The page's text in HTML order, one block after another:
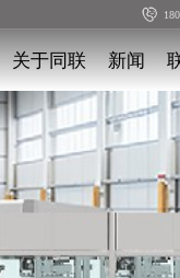
关于同联
公司简介
可持续发展
新闻
公
行
联
人